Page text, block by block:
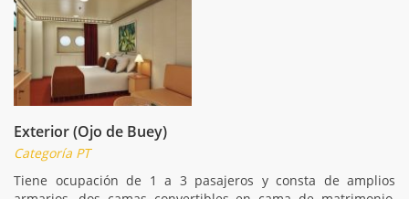
Exterior (Ojo de Buey)
Categoría PT
Tiene ocupación de 1 a 3 pasajeros y consta de amplios